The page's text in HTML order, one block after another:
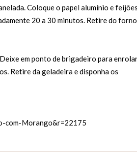
Coloque o papel alumínio e feijões
20 a 30 minutos. Retire do
em ponto de brigadeiro para
Retire da geladeira e disponha os
com-Morango&r=22175